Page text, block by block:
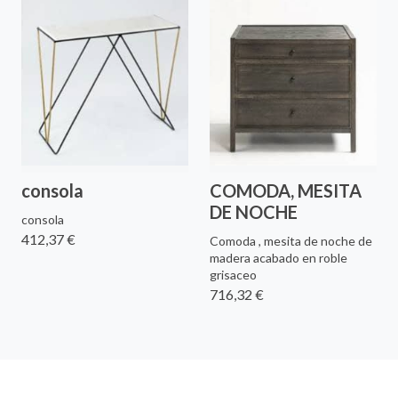
consola
consola
412,37 €
COMODA, MESITA
DE NOCHE
Comoda , mesita de noche de
madera acabado en roble
grisaceo
716,32 €